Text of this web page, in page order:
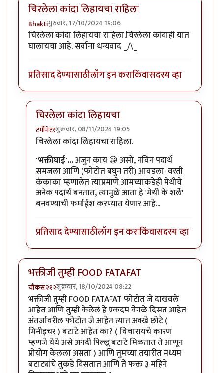
चिरलेला कांदा लिहायचा राहिला
Bhaktiगुरुवार, 17/10/2024 19:06
चिरलेला कांदा लिहायचा राहिला.चिरलेला कांदाही यात
घालायचा आहे. सर्वांना धन्यवाद _/\_
प्रतिसाद देण्यासाठीलॉग इन कराकिंवासदस्य व्हा
चिरलेला कांदा लिहायचा
टर्मीनेटरशुक्रवार, 08/11/2024 19:05
In reply toचिरलेला कांदा लिहायचा राहिला
चिरलेला कांदा लिहायचा राहिला.
'भक्तीघाई'...अजुन काय 😀 असो, नविन पदार्थ
समजला आणि (फोटोत बघुन तरी) आवडला! वरती
कंकाका म्हणालेत त्याप्रमाणे आमच्याकडेही मेथीचे
अनेक पदार्थ बनतात, त्यामुळे आता हे 'मेथी के शर्ले'
बनवण्याची फर्माईश करण्यात येणार आहे...
प्रतिसाद देण्यासाठीलॉग इन कराकिंवासदस्य व्हा
भक्तीजी तुम्ही FOOD FATAFAT
चौकस२१२शुक्रवार, 18/10/2024 08:22
भक्तीजी तुम्ही FOOD FATAFAT फोटोत जे दाखवले
आहेत आणि तुम्ही केलेलं हे एकदम वेगळे दिसत आहेत
अंतर्जावरील फोटोत जे आहेत त्यात अक्खे छोटे (
मिनीइचर ) बटाटे आहेत का? ( विचारायचे कारण
म्हणजे येथे असे अगदी पिल्लू बटाटे मिळतात ते आणून
प्रोयोग केलला असता ) आणि तुमच्या तयारीत मध्यम
बटाट्यांचे तुकडे दिसतात आणि ते फक्त ३ महिने